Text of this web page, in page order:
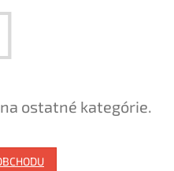
ostatné kategórie.